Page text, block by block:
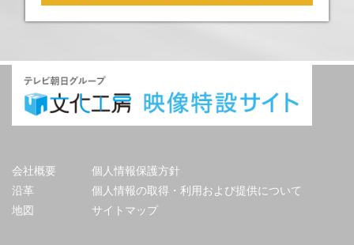
会社概要
沿革
地図
個人情報保護方針
個人情報の取得・利用および提供について
サイトマップ